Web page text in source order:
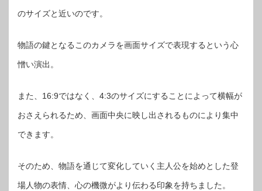
のサイズと近いのです。
物語の鍵となるこのカメラを画面サイズで表現するという心
憎い演出。
また、16:9ではなく、4:3のサイズにすることによって横幅が
おさえられるため、画面中央に映し出されるものにより集中
できます。
そのため、物語を通じて変化していく主人公を始めとした登
場人物の表情、心の機微がより伝わる印象を持ちました。